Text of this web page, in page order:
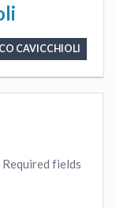
CAVICCHIOLI
Required fields